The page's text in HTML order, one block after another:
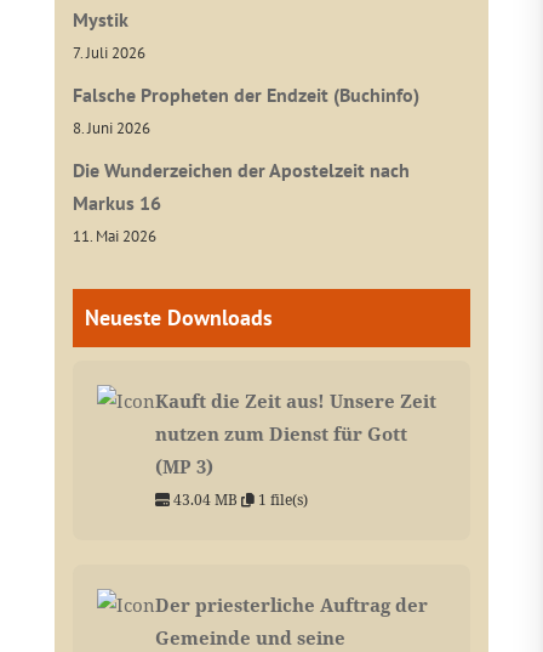
Mystik
7. Juli 2026
Falsche Propheten der Endzeit (Buchinfo)
8. Juni 2026
Die Wunderzeichen der Apostelzeit nach
Markus 16
11. Mai 2026
Neueste Downloads
Kauft die Zeit aus! Unsere Zeit
nutzen zum Dienst für Gott
(MP 3)
43.04 MB 1 file(s)
Der priesterliche Auftrag der
Gemeinde und seine